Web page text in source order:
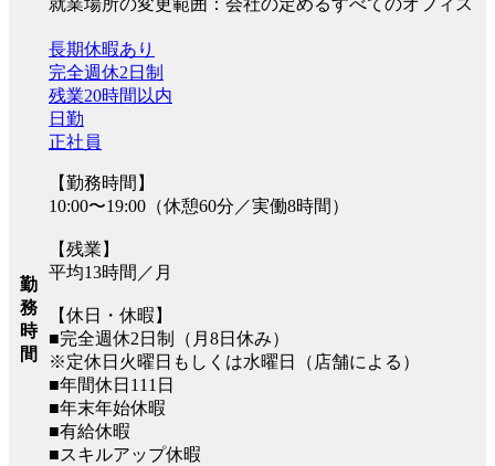
就業場所の変更範囲：会社の定めるすべてのオフィス
勤
務
時
間
長期休暇あり
完全週休2日制
残業20時間以内
日勤
正社員
【勤務時間】
10:00〜19:00（休憩60分／実働8時間）
【残業】
平均13時間／月
【休日・休暇】
■完全週休2日制（月8日休み）
※定休日火曜日もしくは水曜日（店舗による）
■年間休日111日
■年末年始休暇
■有給休暇
■スキルアップ休暇